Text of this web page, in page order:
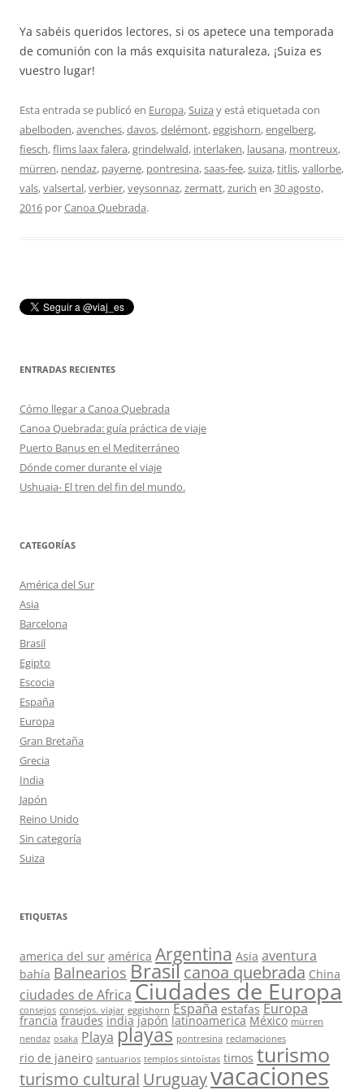
Ya sabéis queridos lectores, si os apetece una temporada
de comunión con la más exquisita naturaleza, ¡Suiza es
vuestro lugar!
Esta entrada se publicó en Europa,Suiza y está etiquetada con
abelboden,avenches,davos,delémont,eggishorn,engelberg,
fiesch,flims laax falera,grindelwald, interlaken, lausana, montreux,
mürren, nendaz, payerne, pontresina,saas-fee,suiza,titlis,vallorbe,
vals,valsertal,verbier,veysonnaz,zermatt,zurich en 30 agosto,
2016 porCanoa Quebrada.
ENTRADAS RECIENTES
Cómo llegar a Canoa Quebrada
Canoa Quebrada: guía práctica de viaje
Puerto Banus en el Mediterráneo
Dónde comer durante el viaje
Ushuaia- El tren del fin del mundo.
CATEGORÍAS
América del Sur
Asia
Barcelona
Brasil
Egipto
Escocia
España
Europa
Gran Bretaña
Grecia
India
Japón
Reino Unido
Sin categoría
Suiza
ETIQUETAS
america del sur américa Argentina Asia aventura
bahía Balnearios Brasilcanoa quebrada China
ciudades de Africa Ciudades de Europa
consejos consejos. viajar eggishorn España estafas Europa
francia fraudes india japón latinoamerica México mürren
nendaz osaka Playa playas pontresina reclamaciones
rio de janeiro santuarios templos sintoístas timos turismo
turismo cultural Uruguayvacaciones